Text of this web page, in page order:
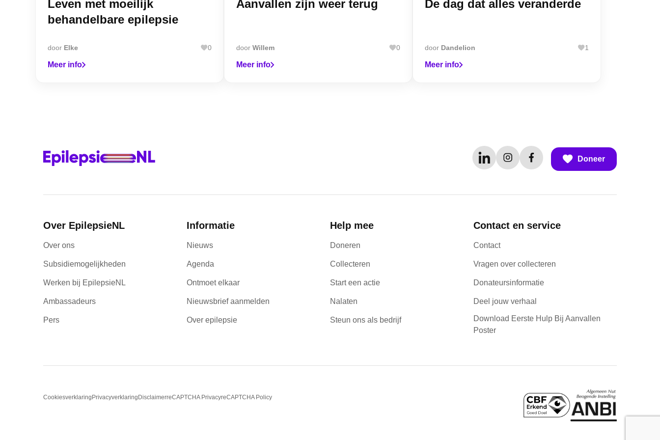
Leven met moeilijk
behandelbare epilepsie
door Elke 0
Meer info
Aanvallen zijn weer terug
door Willem 0
Meer info
De dag dat alles veranderde
door Dandelion 1
Meer info
Doneer
Over EpilepsieNL
Over ons
Subsidiemogelijkheden
Werken bij EpilepsieNL
Ambassadeurs
Pers
Informatie
Nieuws
Agenda
Ontmoet elkaar
Nieuwsbrief aanmelden
Over epilepsie
Help mee
Doneren
Collecteren
Start een actie
Nalaten
Steun ons als bedrijf
Contact en service
Contact
Vragen over collecteren
Donateursinformatie
Deel jouw verhaal
Download Eerste Hulp Bij Aanvallen
Poster
CookiesverklaringPrivacyverklaringDisclaimerreCAPTCHA PrivacyreCAPTCHA Policy